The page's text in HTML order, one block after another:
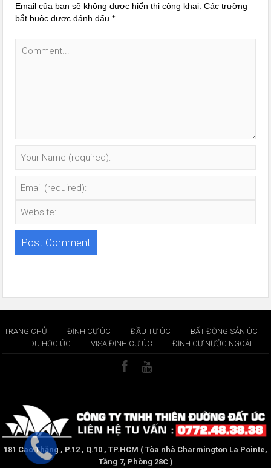
Email của bạn sẽ không được hiển thị công khai. Các trường
bắt buộc được đánh dấu*
TRANG CHỦ ĐỊNH CƯ ÚC ĐẦU TƯ ÚC
BẤT ĐỘNG SẢN ÚC
DU HỌC ÚC
VISA ĐỊNH CƯ ÚC ĐỊNH CƯ NƯỚC NGOÀI
181 Cao Thắng , P.12 , Q.10 , TP.HCM ( Tòa nhà Charmington La Pointe,
Tầng 7, Phòng 28C )